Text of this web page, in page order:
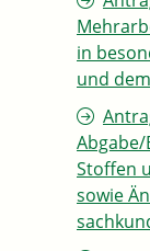
in
und
Stoffen
sowie